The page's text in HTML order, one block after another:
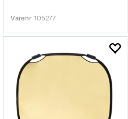
Varenr 105277